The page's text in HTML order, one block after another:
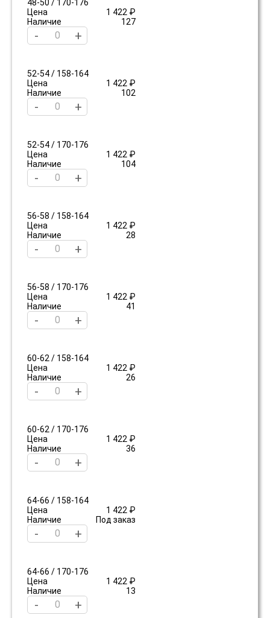
48-50 / 170-176
Цена
1 422 ₽
Наличие
127
- +
52-54 / 158-164
Цена
1 422 ₽
Наличие
102
- +
52-54 / 170-176
Цена
1 422 ₽
Наличие
104
- +
56-58 / 158-164
Цена
1 422 ₽
Наличие
28
- +
56-58 / 170-176
Цена
1 422 ₽
Наличие
41
- +
60-62 / 158-164
Цена
1 422 ₽
Наличие
26
- +
60-62 / 170-176
Цена
1 422 ₽
Наличие
36
- +
64-66 / 158-164
Цена
1 422 ₽
Наличие
Под заказ
- +
64-66 / 170-176
Цена
1 422 ₽
Наличие
13
- +